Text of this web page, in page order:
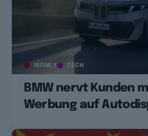
MONEY TECH
BMW nervt Kunden
Werbung auf